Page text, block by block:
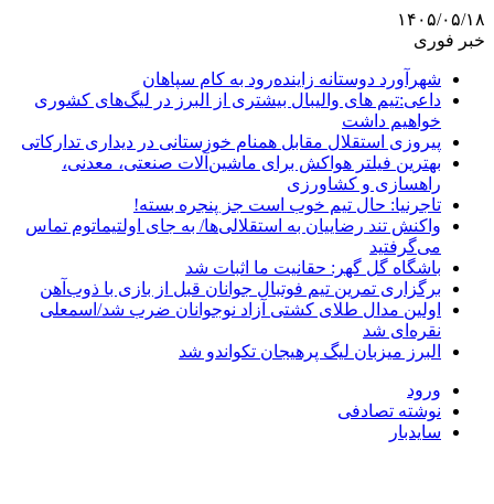
۱۴۰۵/۰۵/۱۸
خبر فوری
شهرآورد دوستانه زاینده‌رود به کام سپاهان
داعی:تیم های والیبال بیشتری از البرز در لیگ‌های کشوری
خواهیم داشت
پیروزی استقلال مقابل همنام خوزستانی در دیداری تدارکاتی
بهترین فیلتر هواکش برای ماشین‌آلات صنعتی، معدنی،
راهسازی و کشاورزی
تاجرنیا: حال تیم خوب است جز پنجره بسته!
واکنش تند رضاییان به استقلالی‌ها/ به جای اولتیماتوم تماس
می‌گرفتید
باشگاه گل گهر: حقانیت ما اثبات شد
برگزاری تمرین تیم فوتبال جوانان قبل از بازی با ذوب‌آهن
اولین مدال طلای کشتی آزاد نوجوانان ضرب شد/اسمعلی
نقره‌ای شد
البرز میزبان لیگ پرهیجان تکواندو شد
ورود
نوشته تصادفی
سایدبار